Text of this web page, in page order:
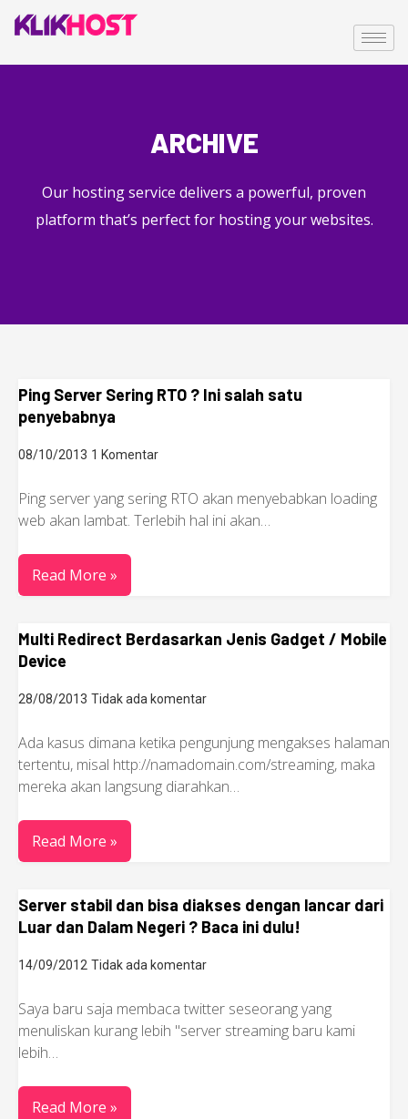
ARCHIVE
Our hosting service delivers a powerful, proven
platform that’s perfect for hosting your websites.
Ping Server Sering RTO ? Ini salah satu
penyebabnya
08/10/2013 1 Komentar
Ping server yang sering RTO akan menyebabkan loading
web akan lambat. Terlebih hal ini akan…
Read More »
Multi Redirect Berdasarkan Jenis Gadget / Mobile
Device
28/08/2013 Tidak ada komentar
Ada kasus dimana ketika pengunjung mengakses halaman
tertentu, misal http://namadomain.com/streaming, maka
mereka akan langsung diarahkan…
Read More »
Server stabil dan bisa diakses dengan lancar dari
Luar dan Dalam Negeri ? Baca ini dulu!
14/09/2012 Tidak ada komentar
Saya baru saja membaca twitter seseorang yang
menuliskan kurang lebih "server streaming baru kami
lebih…
Read More »